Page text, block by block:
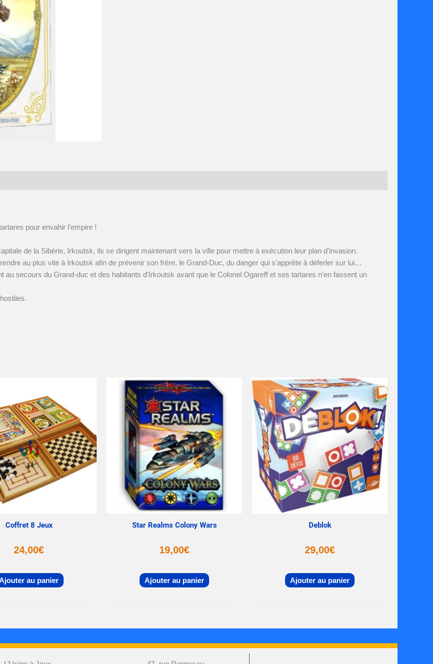
pour envahir l’empire !
de la Sibérie, Irkoutsk, ils se dirigent maintenant vers la ville pour mettre à exécution leur plan d’invasion.
au plus vite à Irkoutsk afin de prévenir son frère, le Grand-Duc, du danger qui s’apprête à déferler sur lui…
au secours du Grand-duc et des habitants d’Irkoutsk avant que le Colonel Ogareff et ses tartares n’en fassent un
Coffret 8 Jeux
24,00€
au panier
Star Realms Colony Wars
19,00€
Ajouter au panier
Deblok
29,00€
Ajouter au panier